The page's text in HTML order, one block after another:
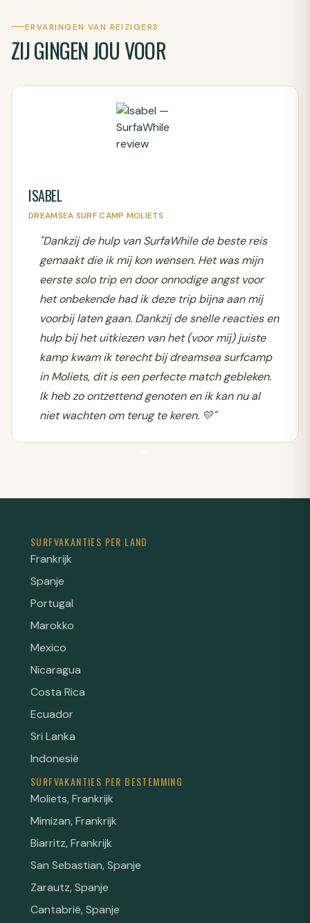
ERVARINGEN VAN REIZIGERS
ZIJ GINGEN JOU VOOR
ISABEL
DREAMSEA SURF CAMP MOLIETS
"Dankzij de hulp van SurfaWhile de beste reis
gemaakt die ik mij kon wensen. Het was mijn
eerste solo trip en door onnodige angst voor
het onbekende had ik deze trip bijna aan mij
voorbij laten gaan. Dankzij de snelle reacties en
hulp bij het uitkiezen van het (voor mij) juiste
kamp kwam ik terecht bij dreamsea surfcamp
in Moliets, dit is een perfecte match gebleken.
Ik heb zo ontzettend genoten en ik kan nu al
niet wachten om terug te keren. 💛"
SURFVAKANTIES PER LAND
Frankrijk
Spanje
Portugal
Marokko
Mexico
Nicaragua
Costa Rica
Ecuador
Sri Lanka
Indonesië
SURFVAKANTIES PER BESTEMMING
Moliets, Frankrijk
Mimizan, Frankrijk
Biarritz, Frankrijk
San Sebastian, Spanje
Zarautz, Spanje
Cantabrië, Spanje